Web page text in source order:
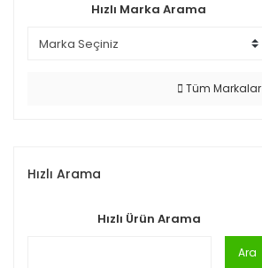
Hızlı Marka Arama
Tüm Markalar
Hızlı Arama
Hızlı Ürün Arama
Ara